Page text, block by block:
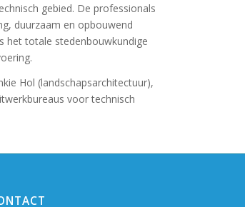
gebied. De professionals
duurzaam en opbouwend
het totale stedenbouwkundige
Hol (landschapsarchitectuur),
voor technisch